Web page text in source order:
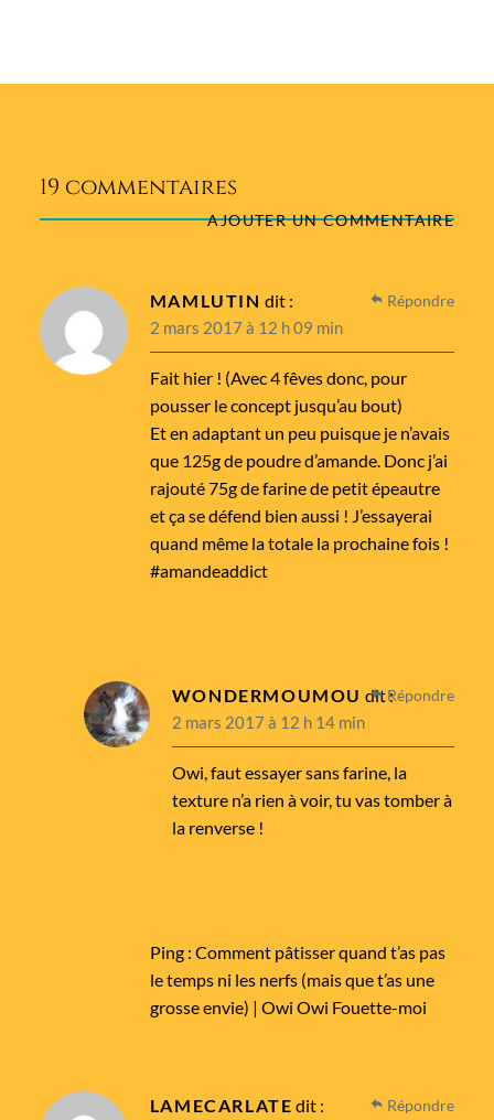
19 commentaires
AJOUTER UN COMMENTAIRE
MAMLUTIN dit :
2 mars 2017 à 12 h 09 min
Fait hier ! (Avec 4 fêves donc, pour
pousser le concept jusqu’au bout)
Et en adaptant un peu puisque je n’avais
que 125g de poudre d’amande. Donc j’ai
rajouté 75g de farine de petit épeautre
et ça se défend bien aussi ! J’essayerai
quand même la totale la prochaine fois !
#amandeaddict
Répondre
WONDERMOUMOU dit :
2 mars 2017 à 12 h 14 min
Owi, faut essayer sans farine, la
texture n’a rien à voir, tu vas tomber à
la renverse !
Répondre
Ping : Comment pâtisser quand t’as pas
le temps ni les nerfs (mais que t’as une
grosse envie) | Owi Owi Fouette-moi
LAMECARLATE dit : Répondre